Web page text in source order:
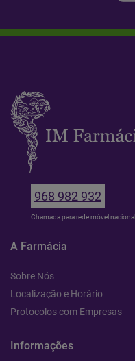
968 982 932
Chamada para rede móvel nacional
A Farmácia
Sobre Nós
Localização e Horário
Protocolos com Empresas
Informações